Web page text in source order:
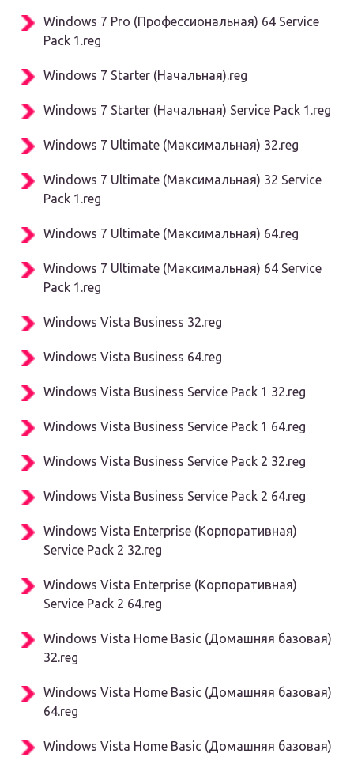
Windows 7 Pro (Профессиональная) 64 Service
Pack 1.reg
Windows 7 Starter (Начальная).reg
Windows 7 Starter (Начальная) Service Pack 1.reg
Windows 7 Ultimate (Максимальная) 32.reg
Windows 7 Ultimate (Максимальная) 32 Service
Pack 1.reg
Windows 7 Ultimate (Максимальная) 64.reg
Windows 7 Ultimate (Максимальная) 64 Service
Pack 1.reg
Windows Vista Business 32.reg
Windows Vista Business 64.reg
Windows Vista Business Service Pack 1 32.reg
Windows Vista Business Service Pack 1 64.reg
Windows Vista Business Service Pack 2 32.reg
Windows Vista Business Service Pack 2 64.reg
Windows Vista Enterprise (Корпоративная)
Service Pack 2 32.reg
Windows Vista Enterprise (Корпоративная)
Service Pack 2 64.reg
Windows Vista Home Basic (Домашняя базовая)
32.reg
Windows Vista Home Basic (Домашняя базовая)
64.reg
Windows Vista Home Basic (Домашняя базовая)